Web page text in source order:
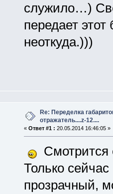
служило…)
передает
неоткуда.)))
Re: Переделка
отражатель....z-12....
« Ответ #1 : 20.05.2014 16:46:05 »
Смотрится
Только
прозрачный,